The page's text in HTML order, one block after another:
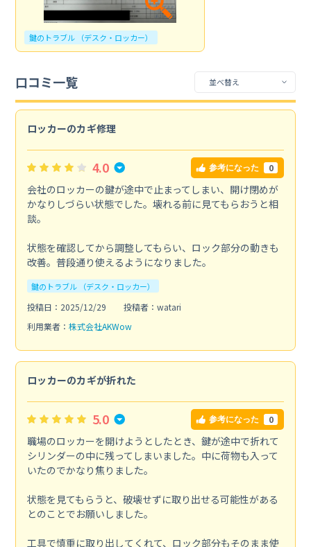
鍵のトラブル （デスク・ロッカー）
口コミ一覧
ロッカーのカギ修理
4.0 参考になった 0
会社のロッカーの鍵が途中で止まってしまい、開け閉めが
かなりしづらい状態でした。壊れる前に見てもらおうと相
談。
状態を確認してから調整してもらい、ロック部分の動きも
改善。普段通り使えるようになりました。
鍵のトラブル （デスク・ロッカー）
投稿日：2025/12/29
投稿者：watari
利用業者： 株式会社AKWow
ロッカーのカギが折れた
5.0 参考になった 0
職場のロッカーを開けようとしたとき、鍵が途中で折れて
シリンダーの中に残ってしまいました。中に荷物も入って
いたのでかなり焦りました。
状態を見てもらうと、破壊せずに取り出せる可能性がある
とのことでお願いしました。
工具で慎重に取り出してくれて、ロック部分もそのまま使